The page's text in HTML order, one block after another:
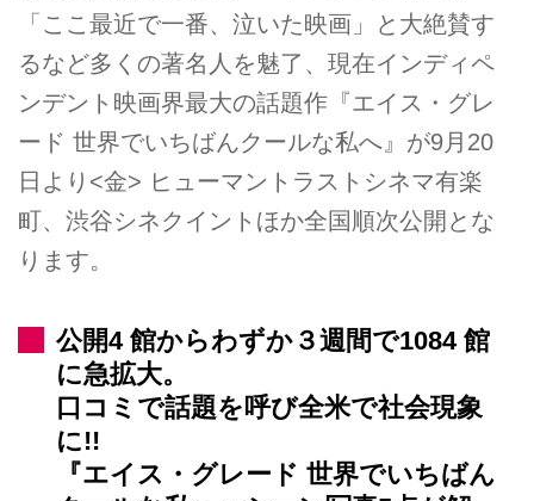
「ここ最近で⼀番、泣いた映画」と⼤絶賛す
るなど多くの著名⼈を魅了、現在インディペ
ンデント映画界最⼤の話題作『エイス・グレ
ード 世界でいちばんクールな私へ』が9月20
日より<⾦> ヒューマントラストシネマ有楽
町、渋⾕シネクイントほか全国順次公開とな
ります。
公開4 館からわずか３週間で1084 館
に急拡⼤。
⼝コミで話題を呼び全⽶で社会現象
に!!
『エイス・グレード 世界でいちばん